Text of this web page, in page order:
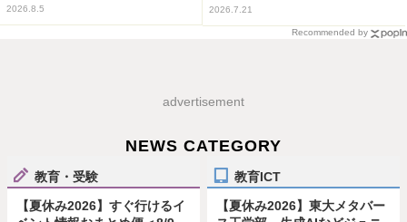
2026.8.5 2026.7.21
Recommended by
advertisement
NEWS CATEGORY
教育・受験
【夏休み2026】すぐ行けるイ
教育ICT
【夏休み2026】東大メタバー